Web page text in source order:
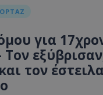
για
τον